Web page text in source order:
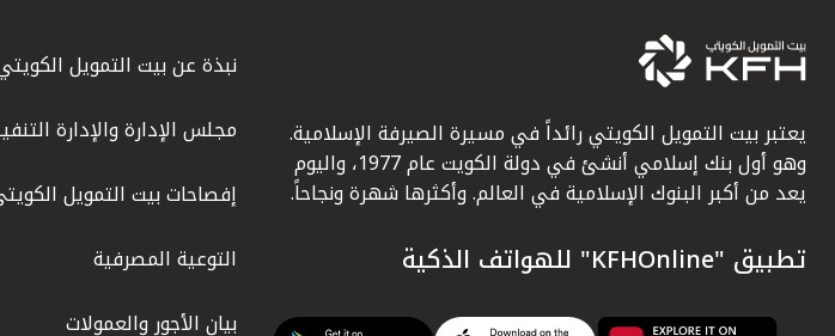
يعتبر بيت التمويل الكويتي رائداً في مسيرة الصيرفة الإسلامية.
وهو أول بنك إسلامي أنشئ في دولة الكويت عام 1977، واليوم
يعد من أكبر البنوك الإسلامية في العالم. وأكثرها شهرة ونجاحاً.
تطبيق "KFHOnline" للهواتف الذكية
نبذة عن بيت التمويل
مجلس الإدارة والإدارة
إفصاحات بيت التمويل
التوعية المصرفية
بيان الأجور والعمولات